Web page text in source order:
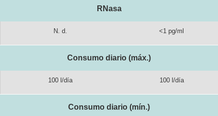
RNasa
N. d. <1 pg/ml
Consumo diario (máx.)
100 l/día 100 l/día
Consumo diario (mín.)